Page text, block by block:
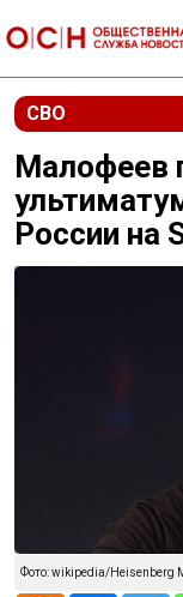
СВО
Малофеев
России на
Фото: wikipedia/Heisenberg